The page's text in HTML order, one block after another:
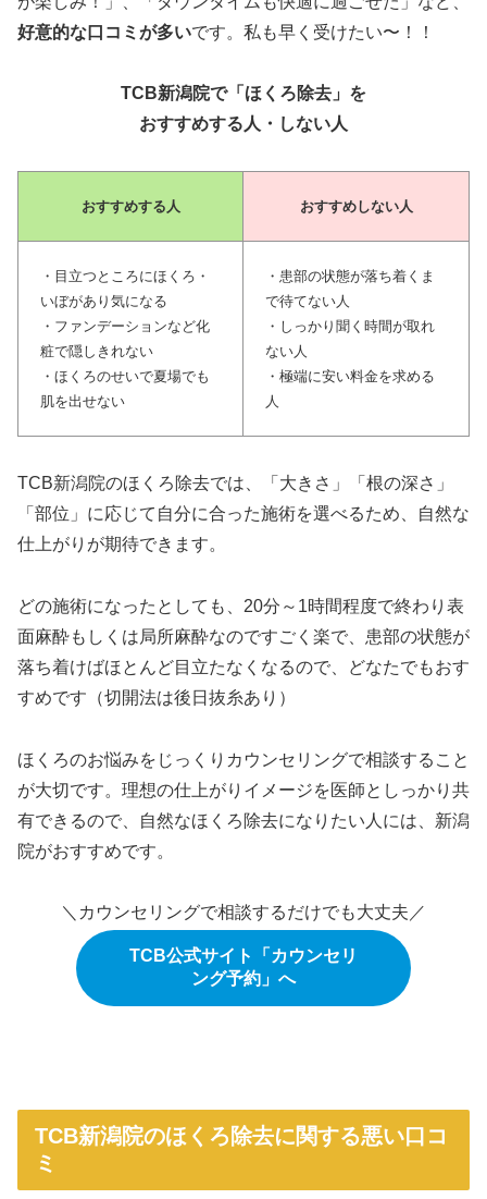
好意的な口コミが多いです。私も早く受けたい〜！！
TCB新潟院で「ほくろ除去」を
おすすめする人・しない人
おすすめする人 おすすめしない人
・目立つところにほくろ・
いぼがあり気になる
・ファンデーションなど化
粧で隠しきれない
・ほくろのせいで夏場でも
肌を出せない
・患部の状態が落ち着くま
で待てない人
・しっかり聞く時間が取れ
ない人
・極端に安い料金を求める
人
TCB新潟院のほくろ除去では、「大きさ」「根の深さ」
「部位」に応じて自分に合った施術を選べるため、自然な
仕上がりが期待できます。
どの施術になったとしても、20分～1時間程度で終わり表
面麻酔もしくは局所麻酔なのですごく楽で、患部の状態が
落ち着けばほとんど目立たなくなるので、どなたでもおす
すめです（切開法は後日抜糸あり）
ほくろのお悩みをじっくりカウンセリングで相談すること
が大切です。理想の仕上がりイメージを医師としっかり共
有できるので、自然なほくろ除去になりたい人には、新潟
院がおすすめです。
＼カウンセリングで相談するだけでも大丈夫／
TCB公式サイト「カウンセリ
ング予約」へ
TCB新潟院のほくろ除去に関する悪い口コ
ミ